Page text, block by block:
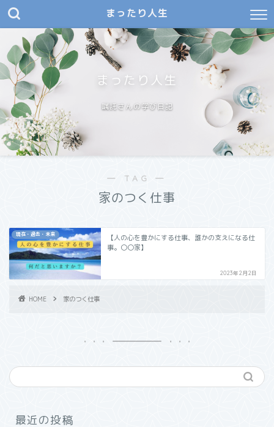
まったり人生
まったり人生
嘱託さんの学び日記
― TAG ―
家のつく仕事
現在・過去・未来
【人の心を豊かにする仕事、誰かの支えになる仕
事。〇〇家】
2023年2月2日
HOME 家のつく仕事
最近の投稿